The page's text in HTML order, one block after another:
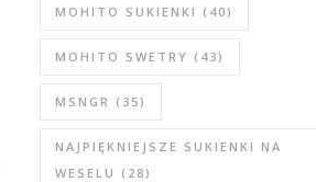
MOHITO SUKIENKI (40)
MOHITO SWETRY (43)
MSNGR (35)
NAJPIĘKNIEJSZE SUKIENKI NA
WESELU (28)